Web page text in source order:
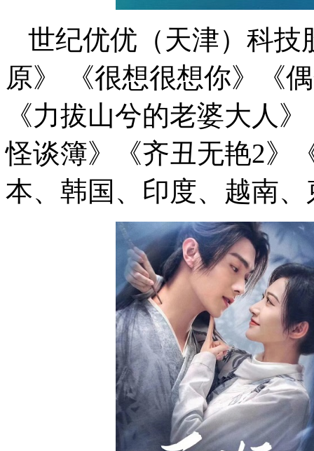
世纪优优（天津）科技
原》 《很想很想你》《
《力拔山兮的老婆大人
怪谈簿》《齐丑无艳2》
本、韩国、印度、越南